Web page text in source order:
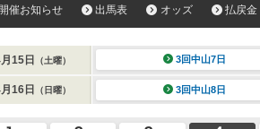
催お知らせ 出馬表 オッズ 払戻金
15日 （土曜） 3回中山7日
16日 （日曜） 3回中山8日